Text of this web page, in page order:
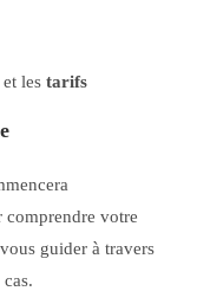
et lestarifs
comprendre votre
guider à travers